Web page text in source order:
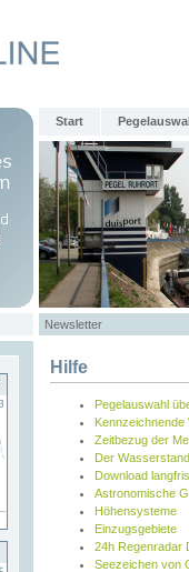
Start
Newsletter
Hilfe
Pegelauswahl
Zeitbezug der
Der Wasserstand
Download
Astronomische
Höhensysteme
Einzugsgebiete
24h Regenradar
Seezeichen von